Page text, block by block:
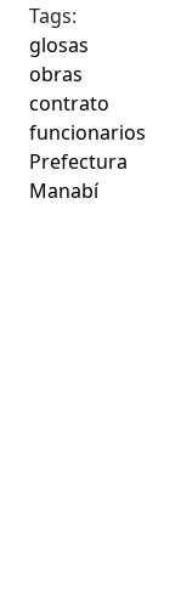
Tags:
glosas
obras
contrato
funcionarios
Prefectura
Manabí